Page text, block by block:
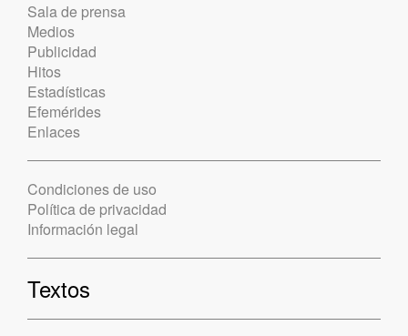
Sala de prensa
Medios
Publicidad
Hitos
Estadísticas
Efemérides
Enlaces
Condiciones de uso
Política de privacidad
Información legal
Textos